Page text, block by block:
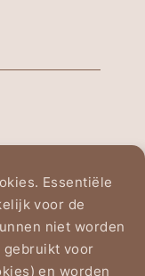
Essentiële
voor de
niet worden
gebruikt voor
en worden